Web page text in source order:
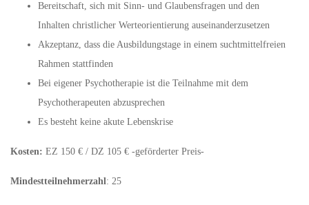
Bereitschaft, sich mit Sinn- und Glaubensfragen und den
Inhalten christlicher Werteorientierung auseinanderzusetzen
Akzeptanz, dass die Ausbildungstage in einem suchtmittelfreien
Rahmen stattfinden
Bei eigener Psychotherapie ist die Teilnahme mit dem
Psychotherapeuten abzusprechen
Es besteht keine akute Lebenskrise
Kosten: EZ 150 € / DZ 105 € -geförderter Preis-
Mindestteilnehmerzahl: 25